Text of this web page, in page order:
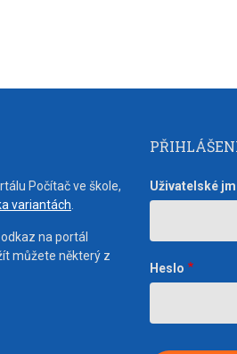
Počítač ve škole,
variantách
na portál
můžete některý z
Uživatelské
Heslo